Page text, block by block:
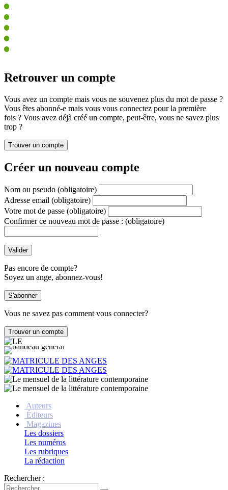
Retrouver un compte
Vous avez un compte mais vous ne souvenez plus du mot de passe ?
Vous êtes abonné-e mais vous vous connectez pour la première
fois ? Vous avez déjà créé un compte, peut-être, vous ne savez plus
trop ?
Créer un nouveau compte
Nom ou pseudo (obligatoire)
Adresse email (obligatoire)
Votre mot de passe (obligatoire)
Confirmer ce nouveau mot de passe : (obligatoire)
Pas encore de compte?
Soyez un ange, abonnez-vous!
Vous ne savez pas comment vous connecter?
Auteurs
Éditeurs
Magazines
Les dossiers
Les numéros
Les rubriques
La rédaction
Rechercher :